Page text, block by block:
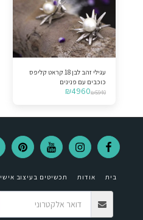
עגילי זהב לבן 18 קראט קליפס
כוכבים עם פנינים
₪5940
₪4960
בית אודות תכשיטים בעיצוב אישי